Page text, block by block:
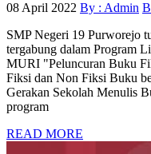
08 April 2022 By : Admin
SMP Negeri 19 Purworejo
tergabung dalam Program
MURI "Peluncuran Buku
Fiksi dan Non Fiksi Buku
Gerakan Sekolah Menulis
program
READ MORE